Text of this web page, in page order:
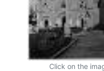
Click on the